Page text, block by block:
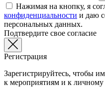
Нажимая на кнопку, я
конфиденциальности и даю
персональных данных.
Подтвердите свое согласие
Регистрация
Зарегистрируйтесь, чтобы
к мероприятиям и к личному